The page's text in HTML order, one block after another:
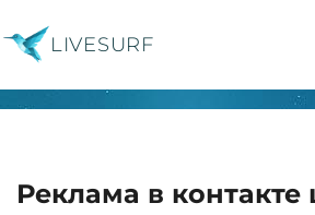
LIVESURF
Реклама в